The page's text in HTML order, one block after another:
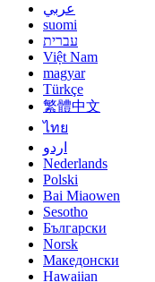
عربي
suomi
עברית
Việt Nam
magyar
Türkçe
繁體中文
ไทย
اردو
Nederlands
Polski
Bai Miaowen
Sesotho
Български
Norsk
Македонски
Hawaiian